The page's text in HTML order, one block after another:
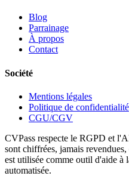
Blog
Parrainage
À propos
Contact
Société
Mentions légales
Politique de confidentialité
CGU/CGV
CVPass respecte le RGPD et
sont chiffrées, jamais
est utilisée comme outil d'aide à
automatisée.